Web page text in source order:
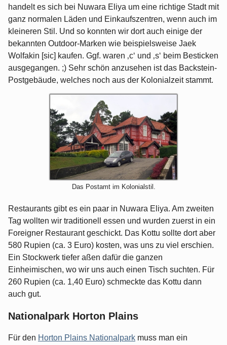
handelt es sich bei Nuwara Eliya um eine richtige Stadt mit
ganz normalen Läden und Einkaufszentren, wenn auch im
kleineren Stil. Und so konnten wir dort auch einige der
bekannten Outdoor-Marken wie beispielsweise Jaek
Wolfakin [sic] kaufen. Ggf. waren ‚c‘ und ‚s‘ beim Besticken
ausgegangen. ;) Sehr schön anzusehen ist das Backstein-
Postgebäude, welches noch aus der Kolonialzeit stammt.
Das Postamt im Kolonialstil.
Restaurants gibt es ein paar in Nuwara Eliya. Am zweiten
Tag wollten wir traditionell essen und wurden zuerst in ein
Foreigner Restaurant geschickt. Das Kottu sollte dort aber
580 Rupien (ca. 3 Euro) kosten, was uns zu viel erschien.
Ein Stockwerk tiefer aßen dafür die ganzen
Einheimischen, wo wir uns auch einen Tisch suchten. Für
260 Rupien (ca. 1,40 Euro) schmeckte das Kottu dann
auch gut.
Nationalpark Horton Plains
Für den Horton Plains Nationalpark muss man ein